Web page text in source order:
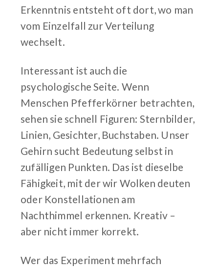
Erkenntnis entsteht oft dort, wo man
vom Einzelfall zur Verteilung
wechselt.
Interessant ist auch die
psychologische Seite. Wenn
Menschen Pfefferkörner betrachten,
sehen sie schnell Figuren: Sternbilder,
Linien, Gesichter, Buchstaben. Unser
Gehirn sucht Bedeutung selbst in
zufälligen Punkten. Das ist dieselbe
Fähigkeit, mit der wir Wolken deuten
oder Konstellationen am
Nachthimmel erkennen. Kreativ –
aber nicht immer korrekt.
Wer das Experiment mehrfach